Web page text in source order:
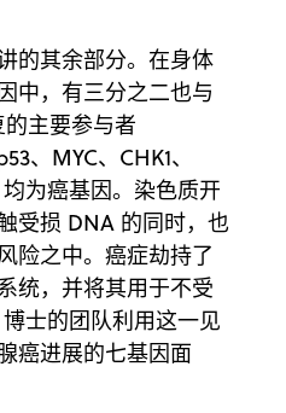
的其余部分。在身体
中，有三分之二也与
主要参与者
、MYC、CHK1、
为癌基因。染色质开
受损 DNA 的同时，也
险之中。癌症劫持了
统，并将其用于不受
士的团队利用这一见
癌进展的七基因面